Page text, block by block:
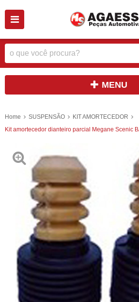
MENU
Home SUSPENSÃO
KIT AMORTECEDOR
Kit amortecedor dianteiro parcial Megane Scenic